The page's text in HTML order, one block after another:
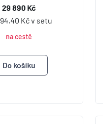
29 890 Kč
Kč v setu
na cestě